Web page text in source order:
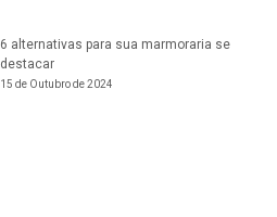
6 alternativas para sua marmoraria se
destacar
15 de Outubro de 2024